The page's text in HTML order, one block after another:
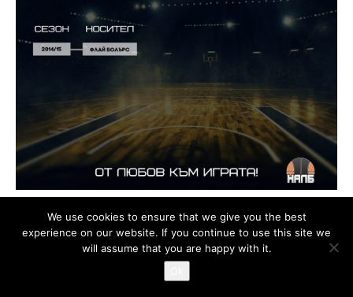
We use cookies to ensure that we give you the best
experience on our website. If you continue to use this site we
will assume that you are happy with it.